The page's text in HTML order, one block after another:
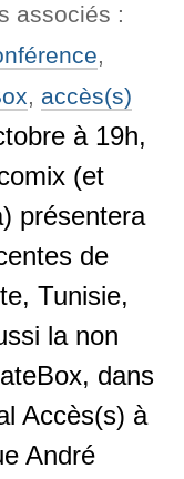
associés :
,
, accès(s)
à 19h,
(et
présentera
de
Tunisie,
la non
dans
Accès(s) à
André